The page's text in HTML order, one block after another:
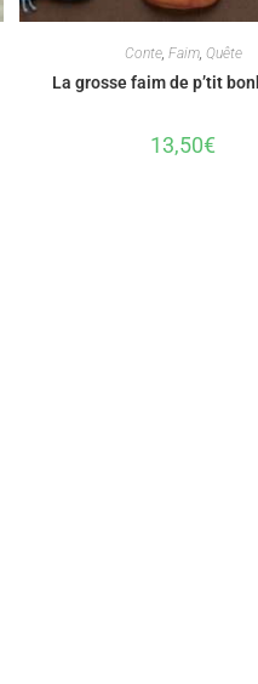
Conte, Faim, Quête
La grosse faim de p’tit
13,50€